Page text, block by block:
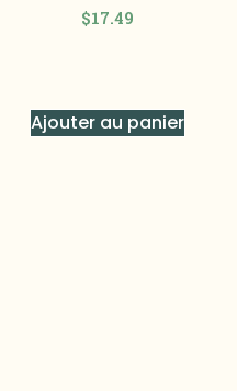
$17.49
Ajouter au panier